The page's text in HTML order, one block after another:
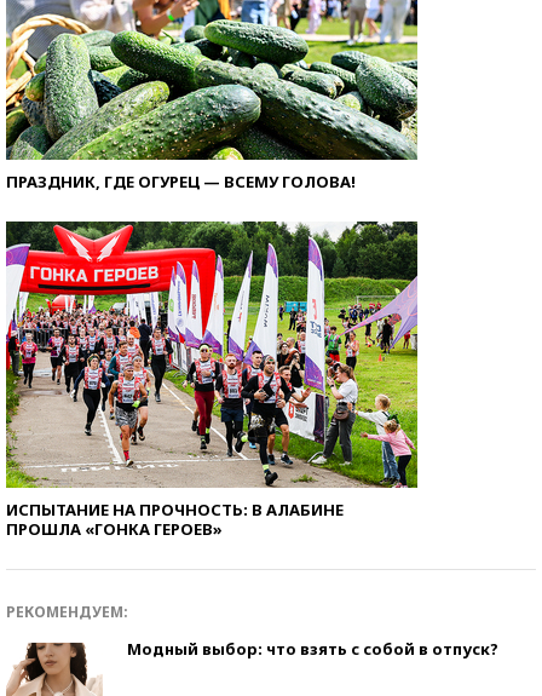
ПРАЗДНИК, ГДЕ ОГУРЕЦ — ВСЕМУ ГОЛОВА!
ИСПЫТАНИЕ НА ПРОЧНОСТЬ: В АЛАБИНЕ
ПРОШЛА «ГОНКА ГЕРОЕВ»
РЕКОМЕНДУЕМ:
Модный выбор: что взять с собой в отпуск?